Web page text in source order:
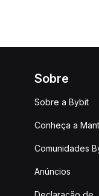
Sobre
Sobre a Bybit
Conheça a
Comunidades
Anúncios